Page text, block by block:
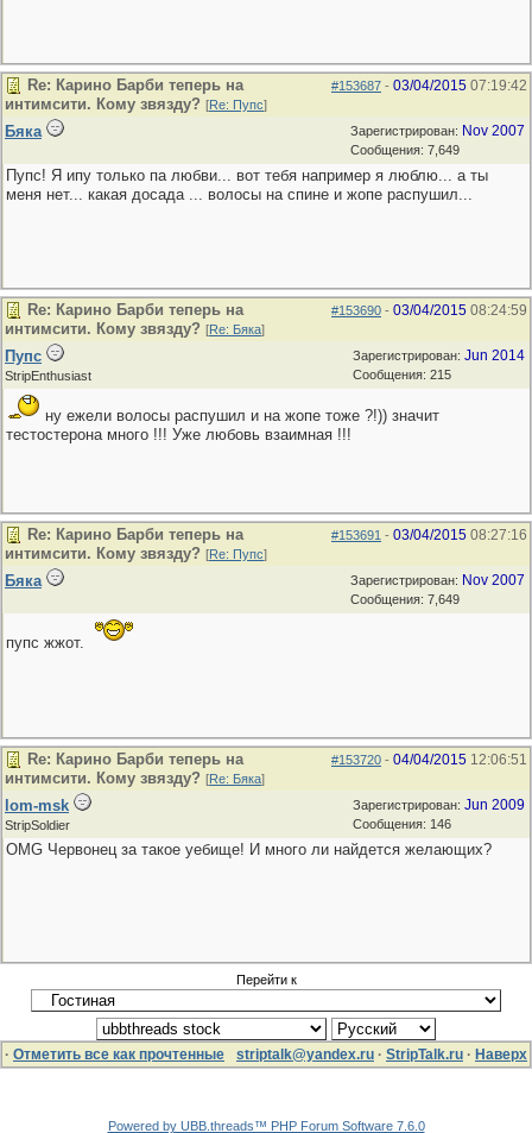
#153687 - 03/04/2015 07:19:42
Re: Карино Барби теперь на
интимсити. Кому звязду? [Re: Пупс]
Зарегистрирован: Nov 2007
Сообщения: 7,649
Бяка
Пупс! Я ипу только па любви... вот тебя например я люблю... а ты
меня нет... какая досада ... волосы на спине и жопе распушил...
#153690 - 03/04/2015 08:24:59
Re: Карино Барби теперь на
интимсити. Кому звязду? [Re: Бяка]
Зарегистрирован: Jun 2014
Сообщения: 215
Пупс
StripEnthusiast
ну ежели волосы распушил и на жопе тоже ?!)) значит
тестостерона много !!! Уже любовь взаимная !!!
#153691 - 03/04/2015 08:27:16
Re: Карино Барби теперь на
интимсити. Кому звязду? [Re: Пупс]
Зарегистрирован: Nov 2007
Сообщения: 7,649
Бяка
пупс жжот.
#153720 - 04/04/2015 12:06:51
Re: Карино Барби теперь на
интимсити. Кому звязду? [Re: Бяка]
Зарегистрирован: Jun 2009
Сообщения: 146
lom-msk
StripSoldier
OMG Червонец за такое уебище! И много ли найдется желающих?
Перейти к
· Отметить все как прочтенные striptalk@yandex.ru · StripTalk.ru · Наверх
Powered by UBB.threads™ PHP Forum Software 7.6.0